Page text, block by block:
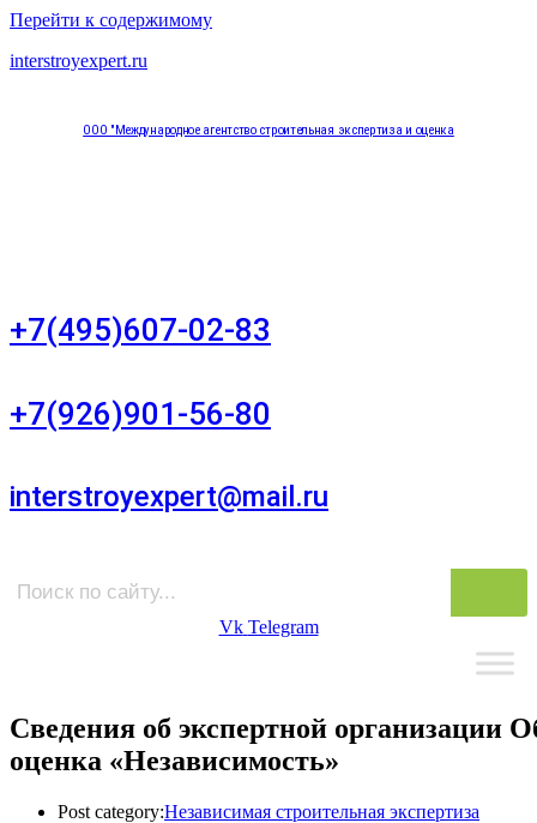
Перейти к содержимому
interstroyexpert.ru
ООО "Международное агентство строительная экспертиза и оценка
+7(495)607-02-83
+7(926)901-56-80
interstroyexpert@mail.ru
Vk Telegram
Сведения об экспертной организации
оценка «Независимость»
Post category:Независимая строительная экспертиза